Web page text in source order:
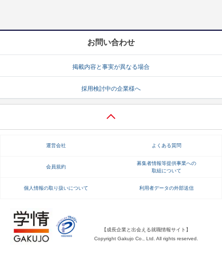
就活ノウハウ・サポート
就活支援
就活ノウハウが満載！ お役立ち記事・相談室など
適職診断 就活チャンネル
お問い合わせ
掲載内容と事実が異なる場合
採用検討中の企業様へ
運営会社 よくある質問
会員規約
募集者情報等提供事業への
取組について
個人情報の取り扱いについて 利用者データの外部送信
【成長企業と出会える就職情報サイト】
Copyright Gakujo Co., Ltd. All rights reserved.